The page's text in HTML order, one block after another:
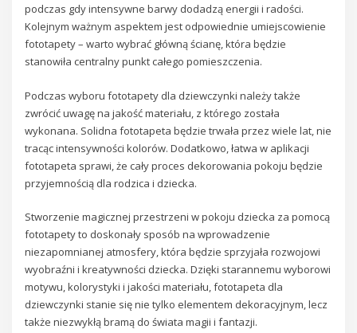
podczas gdy intensywne barwy dodadzą energii i radości.
Kolejnym ważnym aspektem jest odpowiednie umiejscowienie
fototapety – warto wybrać główną ścianę, która będzie
stanowiła centralny punkt całego pomieszczenia.
Podczas wyboru fototapety dla dziewczynki należy także
zwrócić uwagę na jakość materiału, z którego została
wykonana. Solidna fototapeta będzie trwała przez wiele lat, nie
tracąc intensywności kolorów. Dodatkowo, łatwa w aplikacji
fototapeta sprawi, że cały proces dekorowania pokoju będzie
przyjemnością dla rodzica i dziecka.
Stworzenie magicznej przestrzeni w pokoju dziecka za pomocą
fototapety to doskonały sposób na wprowadzenie
niezapomnianej atmosfery, która będzie sprzyjała rozwojowi
wyobraźni i kreatywności dziecka. Dzięki starannemu wyborowi
motywu, kolorystyki i jakości materiału, fototapeta dla
dziewczynki stanie się nie tylko elementem dekoracyjnym, lecz
także niezwykłą bramą do świata magii i fantazji.